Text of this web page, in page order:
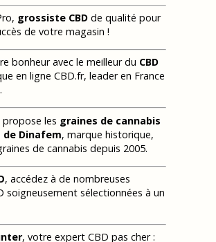
grossiste CBD de qualité pour
de votre magasin !
bonheur avec le meilleur du CBD
en ligne CBD.fr, leader en France
propose les graines de cannabis
Dinafem, marque historique,
de cannabis depuis 2005.
, accédez à de nombreuses
soigneusement sélectionnées à un
, votre expert CBD pas cher :